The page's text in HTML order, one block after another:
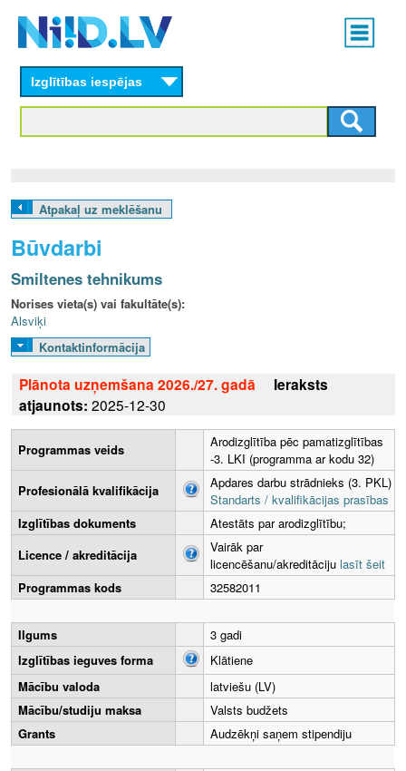
content
Main
menu
L
V
Izglītības iespējas
Atpakaļ uz meklēšanu
Būvdarbi
Smiltenes tehnikums
Norises vieta(s) vai fakultāte(s):
Alsviķi
Kontaktinformācija
Plānota uzņemšana 2026./27. gadā
Ieraksts
atjaunots: 2025-12-30
Programmas veids
Arodizglītība pēc pamatizglītības
-3. LKI (programma ar kodu 32)
Profesionālā kvalifikācija
Apdares darbu strādnieks (3. PKL)
Standarts / kvalifikācijas prasības
Izglītības dokuments
Atestāts par arodizglītību;
Licence / akreditācija
Vairāk par
licencēšanu/akreditāciju lasīt šeit
Programmas kods
32582011
Ilgums
3 gadi
Izglītības ieguves forma
Klātiene
Mācību valoda
latviešu (LV)
Mācību/studiju maksa
Valsts budžets
Grants
Audzēkņi saņem stipendiju